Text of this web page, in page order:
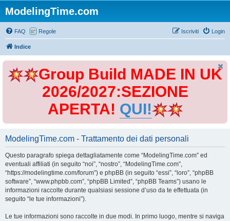
ModelingTime.com
FAQ Regole Login
Iscriviti
Indice
Group Build MADE IN UK
2026/2027:SEZIONE
APERTA! QUI!
ModelingTime.com - Trattamento dei dati personali
Questo paragrafo spiega dettagliatamente come “ModelingTime.com” ed
eventuali affiliati (in seguito “noi”, “nostro”, “ModelingTime.com”,
“https://modelingtime.com/forum”) e phpBB (in seguito “essi”, “loro”, “phpBB
software”, “www.phpbb.com”, “phpBB Limited”, “phpBB Teams”) usano le
informazioni raccolte durante qualsiasi sessione d’uso da te effettuata (in
seguito “le tue informazioni”).
Le tue informazioni sono raccolte in due modi. In primo luogo, mentre si naviga